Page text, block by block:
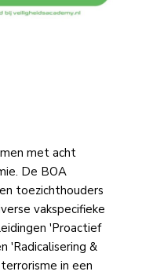
met acht
De BOA
toezichthouders
vakspecifieke
'Proactief
'Radicalisering &
in een